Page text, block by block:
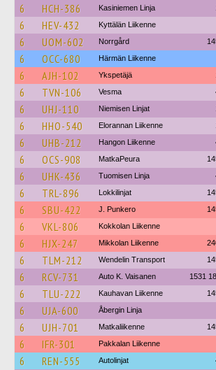
6 HCH-386 Kasiniemen Linja
6 HEV-432 Kyttälän Liikenne
6 UOM-602 Norrgård
6 OCC-680 Härmän Liikenne
6 AJH-102 Ykspetäjä
6 TVN-106 Vesma
6 UHJ-110 Niemisen Linjat
6 HHO-540 Elorannan Liikenne
6 UHB-212 Hangon Liikenne
6 OCS-908 MatkaPeura
6 UHK-436 Tuomisen Linja
6 TRL-896 Lokkilinjat
6 SBU-422 J. Punkero
6 VKL-806 Kokkolan Liikenne
6 HJX-247 Mikkolan Liikenne
6 TLM-212 Wendelin Transport
6 RCV-731 Auto K. Vaisanen 1531
6 TLU-222 Kauhavan Liikenne
6 UJA-600 Åbergin Linja
6 UJH-701 Matkaliikenne
6 IFR-301 Pakkalan Liikenne
6 REN-555 Autolinjat